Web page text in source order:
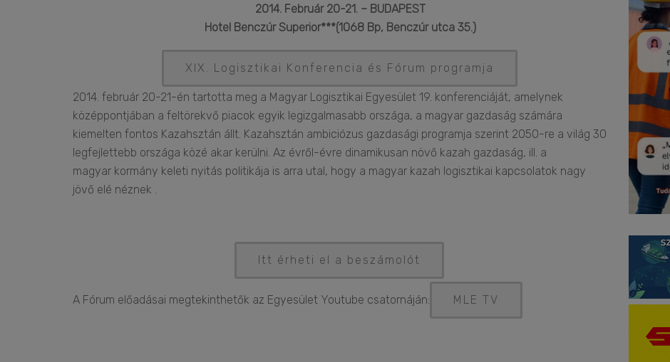
2014. Február 20-21. – BUDAPEST
Hotel Benczúr Superior***(1068 Bp, Benczúr utca 35.)
XIX. Logisztikai Konferencia és Fórum programja
2014. február 20-21-én tartotta meg a Magyar Logisztikai Egyesület 19. konferenciáját, amelynek
középpontjában a feltörekvő piacok egyik legizgalmasabb országa, a magyar gazdaság számára
kiemelten fontos Kazahsztán állt. Kazahsztán ambiciózus gazdasági programja szerint 2050-re a világ 30
legfejlettebb országa közé akar kerülni. Az évről-évre dinamikusan növő kazah gazdaság, ill. a
magyar kormány keleti nyitás politikája is arra utal, hogy a magyar kazah logisztikai kapcsolatok nagy
jövő elé néznek .
Itt érheti el a beszámolót
A Fórum előadásai megtekinthetők az Egyesület Youtube csatornáján: MLE TV